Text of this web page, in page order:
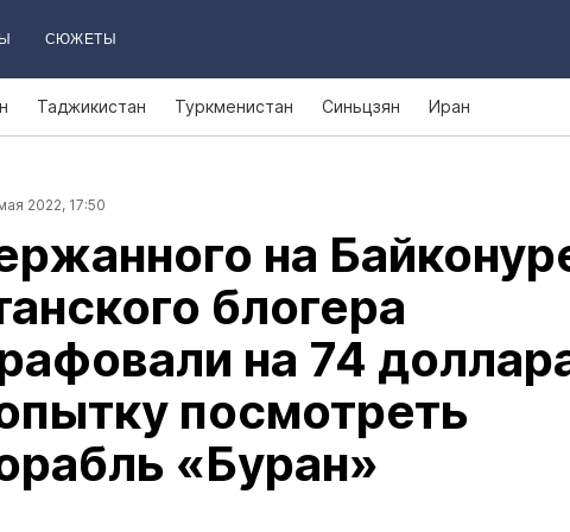
СЮЖЕТЫ
Таджикистан Туркменистан Синьцзян Иран
2022, 17:50
на
блогера
на 74
посмотреть
«Буран»